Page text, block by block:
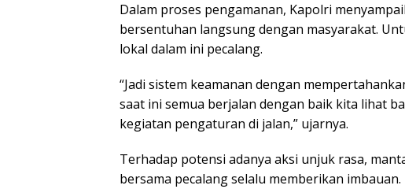
Dalam proses pengamanan, Kapolri
bersentuhan langsung dengan masyarakat.
lokal dalam ini pecalang.
“Jadi sistem keamanan dengan
saat ini semua berjalan dengan baik kita lihat
kegiatan pengaturan di jalan,” ujarnya.
Terhadap potensi adanya aksi unjuk rasa,
bersama pecalang selalu memberikan